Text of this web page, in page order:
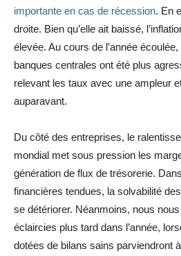
importante en cas de récession. En
droite. Bien qu’elle ait baissé,
élevée. Au cours de l’année
banques centrales ont été plus
relevant les taux avec une ampleur
auparavant.
Du côté des entreprises, le
mondial met sous pression les
génération de flux de trésorerie.
financières tendues, la solvabilité
se détériorer. Néanmoins, nous
éclaircies plus tard dans l’année,
dotées de bilans sains parviendront